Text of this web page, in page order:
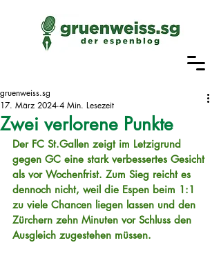
Zwei verlorene Punkte
gruenweiss.sg
17. März 2024 4 Min. Lesezeit
Der FC St.Gallen zeigt im Letzigrund
gegen GC eine stark verbessertes Gesicht
als vor Wochenfrist. Zum Sieg reicht es
dennoch nicht, weil die Espen beim 1:1
zu viele Chancen liegen lassen und den
Zürchern zehn Minuten vor Schluss den
Ausgleich zugestehen müssen.